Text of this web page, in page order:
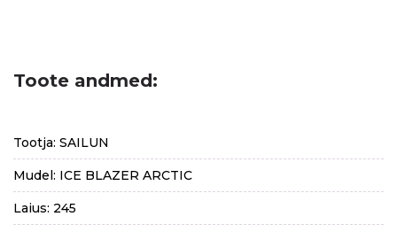
Toote andmed:
Tootja: SAILUN
Mudel: ICE BLAZER ARCTIC
Laius: 245